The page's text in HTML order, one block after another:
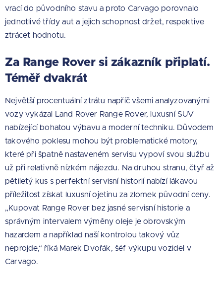
vrací do původního stavu a proto Carvago porovnalo
jednotlivé třídy aut a jejich schopnost držet, respektive
ztrácet hodnotu.
Za Range Rover si zákazník připlatí.
Téměř dvakrát
Největší procentuální ztrátu napříč všemi analyzovanými
vozy vykázal Land Rover Range Rover, luxusní SUV
nabízející bohatou výbavu a moderní techniku. Důvodem
takového poklesu mohou být problematické motory,
které při špatně nastaveném servisu vypoví svou službu
už při relativně nízkém nájezdu. Na druhou stranu, čtyř až
pětiletý kus s perfektní servisní historií nabízí lákavou
příležitost získat luxusní ojetinu za zlomek původní ceny.
„Kupovat Range Rover bez jasné servisní historie a
správným intervalem výměny oleje je obrovským
hazardem a například naší kontrolou takový vůz
neprojde,“ říká Marek Dvořák, šéf výkupu vozidel v
Carvago.